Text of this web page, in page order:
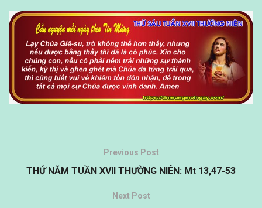
Previous Post
THỨ NĂM TUẦN XVII THƯỜNG NIÊN: Mt 13,47-53
Next Post